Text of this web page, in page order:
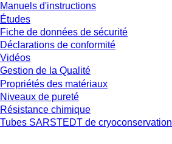
Manuels d'instructions
Études
Fiche de données de sécurité
Déclarations de conformité
Vidéos
Gestion de la Qualité
Propriétés des matériaux
Niveaux de pureté
Résistance chimique
Tubes SARSTEDT de cryoconservation